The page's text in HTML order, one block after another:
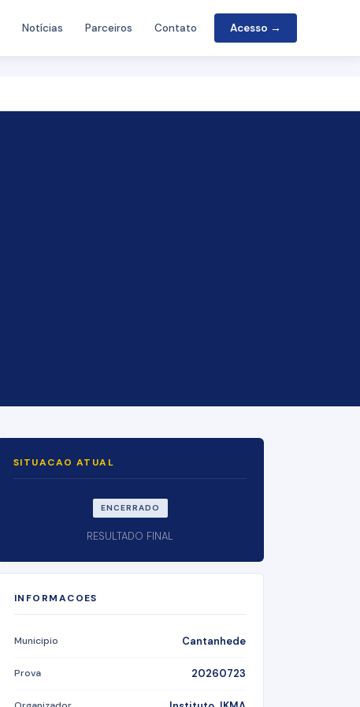
Notícias Parceiros Contato Acesso →
SITUACAO ATUAL
ENCERRADO
RESULTADO FINAL
INFORMACOES
Municipio Cantanhede
Prova 20260723